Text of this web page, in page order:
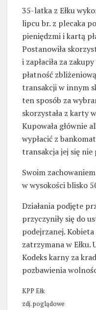
35-latka z Ełku
lipcu br. z plecaka
pieniędzmi i kartą
Postanowiła
i zapłaciła za
płatność
transakcji w innym
ten sposób za
skorzystała z karty
Kupowała głównie
wypłacić z
transakcja jej się nie
Swoim
w wysokości blisko
Działania podjęte
przyczyniły się do
podejrzanej.
zatrzymana w Ełku.
Kodeks karny za
pozbawienia
KPP Ełk
zdj. poglądowe